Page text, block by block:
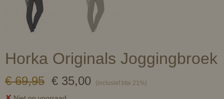
Horka Originals Joggingbroek
€ 69,95 € 35,00 (inclusief btw 21%)